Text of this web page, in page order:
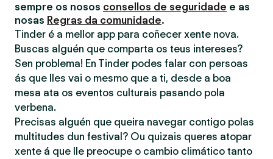
sempre os nosos consellos de seguridade e as
nosas Regras da comunidade.
Tinder é a mellor app para coñecer xente nova.
Buscas alguén que comparta os teus intereses?
Sen problema! En Tinder podes falar con persoas
ás que lles vai o mesmo que a ti, desde a boa
mesa ata os eventos culturais pasando pola
verbena.
Precisas alguén que queira navegar contigo polas
multitudes dun festival? Ou quizais queres atopar
xente á que lle preocupe o cambio climático tanto